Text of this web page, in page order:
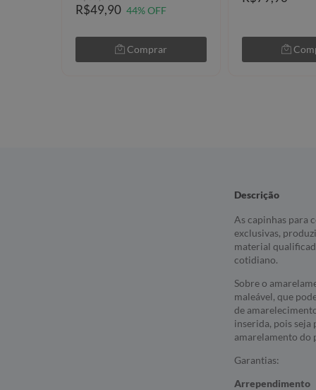
R$49,90 44% OFF
Comprar
Descrição
As capinhas para
exclusivas,
material
cotidiano.
Sobre o
maleável, que
de
inserida, pois seja
amarelamento do
Garantias:
Arrependimento